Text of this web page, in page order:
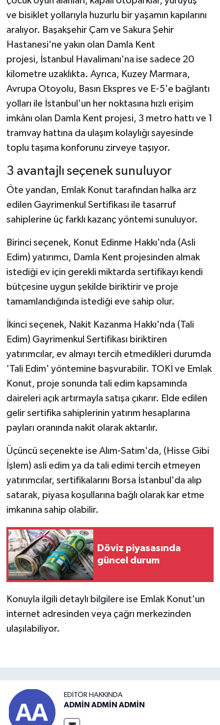
ve bisiklet yollarıyla huzurlu bir yaşamın kapılarını
aralıyor. Başakşehir Çam ve Sakura Şehir
Hastanesi'ne yakın olan Damla Kent
projesi, İstanbul Havalimanı'na ise sadece 20
kilometre uzaklıkta. Ayrıca, Kuzey Marmara,
Avrupa Otoyolu, Basın Ekspres ve E-5'e bağlantı
yolları ile İstanbul'un her noktasına hızlı erişim
imkânı olan Damla Kent projesi, 3 metro hattı ve 1
tramvay hattına da ulaşım kolaylığı sayesinde
toplu taşıma konforunu zirveye taşıyor.
3 avantajlı seçenek sunuluyor
Öte yandan, Emlak Konut tarafından halka arz
edilen Gayrimenkul Sertifikası ile tasarruf
sahiplerine üç farklı kazanç yöntemi sunuluyor.
Birinci seçenek, Konut Edinme Hakkı'nda (Asli
Edim) yatırımcı, Damla Kent projesinden almak
istediği ev için gerekli miktarda sertifikayı kendi
bütçesine uygun şekilde biriktirir ve proje
tamamlandığında istediği eve sahip olur.
İkinci seçenek, Nakit Kazanma Hakkı'nda (Tali
Edim) Gayrimenkul Sertifikası biriktiren
yatırımcılar, ev almayı tercih etmedikleri durumda
'Tali Edim' yöntemine başvurabilir. TOKİ ve Emlak
Konut, proje sonunda tali edim kapsamında
daireleri açık artırmayla satışa çıkarır. Elde edilen
gelir sertifika sahiplerinin yatırım hesaplarına
payları oranında nakit olarak aktarılır.
Üçüncü seçenekte ise Alım-Satım'da, (Hisse Gibi
İşlem) asli edim ya da tali edimi tercih etmeyen
yatırımcılar, sertifikalarını Borsa İstanbul'da alıp
satarak, piyasa koşullarına bağlı olarak kar etme
imkanına sahip olabilir.
Döviz piyasasında
güncel durum
Konuyla ilgili detaylı bilgilere ise Emlak Konut'un
internet adresinden veya çağrı merkezinden
ulaşılabiliyor.
EDITÖR HAKKINDA
ADMİN ADMİN ADMİN